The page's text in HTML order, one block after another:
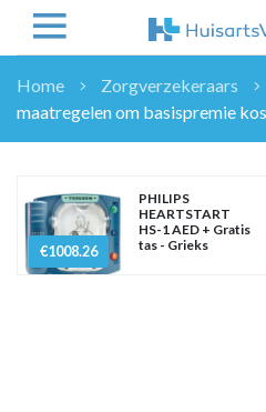
NIEUWS
OVERHEID
WETENSCHAP
Home Zorgverzekeraars
maatregelen om basispremie
€1008.26
PHILIPS
HEARTSTART
HS-1 AED + Gratis
tas - Grieks